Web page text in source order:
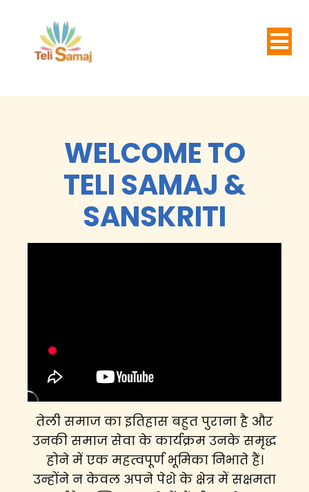
WELCOME TO
TELI SAMAJ &
SANSKRITI
तेली समाज का इतिहास बहुत पुराना है और
उनकी समाज सेवा के कार्यक्रम उनके समृद्ध
होने में एक महत्वपूर्ण भूमिका निभाते हैं।
उन्होंने न केवल अपने पेशे के क्षेत्र में सक्षमता